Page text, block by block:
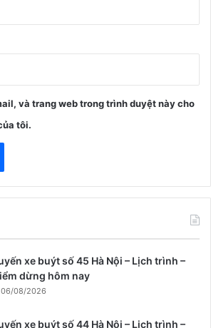
và trang web trong trình duyệt này cho
tôi.
xe buýt số 45 Hà Nội – Lịch trình –
dừng hôm nay
06/08/2026
xe buýt số 44 Hà Nội – Lịch trình –